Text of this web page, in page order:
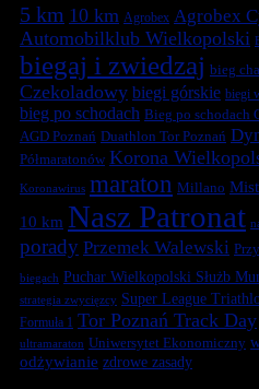
5 km 10 km Agrobex Agrobex
Automobilklub Wielkopolski
biegaj i zwiedzaj bieg
Czekoladowy biegi górskie biegi
bieg po schodach Bieg po schodach
AGD Poznań Duathlon Tor Poznań
Półmaratonów Korona
Koronawirus maraton Millano
10 km Nasz Patronat
porady Przemek Walewski
biegach Puchar Wielkopolski Służb
strategia zwycięzcy Super League
Formuła 1 Tor Poznań Track Day
ultramaraton Uniwersytet Ekonomiczny
odżywianie zdrowe zasady